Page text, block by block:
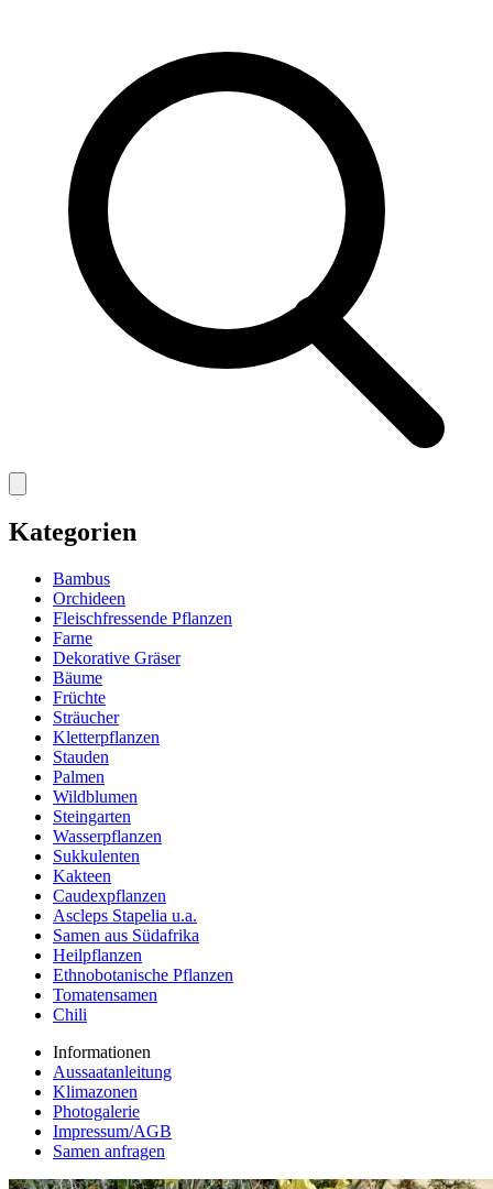
Kategorien
Bambus
Orchideen
Fleischfressende Pflanzen
Farne
Dekorative Gräser
Bäume
Früchte
Sträucher
Kletterpflanzen
Stauden
Palmen
Wildblumen
Steingarten
Wasserpflanzen
Sukkulenten
Kakteen
Caudexpflanzen
Ascleps Stapelia u.a.
Samen aus Südafrika
Heilpflanzen
Ethnobotanische Pflanzen
Tomatensamen
Chili
Informationen
Aussaatanleitung
Klimazonen
Photogalerie
Impressum/AGB
Samen anfragen